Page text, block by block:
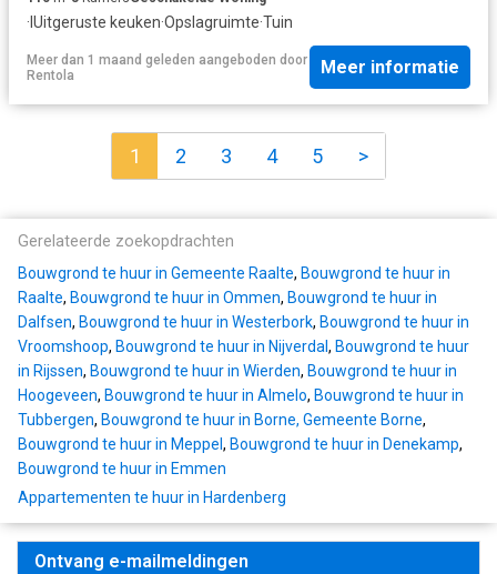
· IUitgeruste keuken·Opslagruimte·Tuin
Meer dan 1 maand geleden aangeboden door
Rentola
Meer informatie
1 2 3 4 5 >
Gerelateerde zoekopdrachten
Bouwgrond te huur in Gemeente Raalte, Bouwgrond te huur in
Raalte, Bouwgrond te huur in Ommen, Bouwgrond te huur in
Dalfsen, Bouwgrond te huur in Westerbork, Bouwgrond te huur in
Vroomshoop, Bouwgrond te huur in Nijverdal, Bouwgrond te huur
in Rijssen, Bouwgrond te huur in Wierden, Bouwgrond te huur in
Hoogeveen, Bouwgrond te huur in Almelo, Bouwgrond te huur in
Tubbergen, Bouwgrond te huur in Borne, Gemeente Borne,
Bouwgrond te huur in Meppel , Bouwgrond te huur in Denekamp,
Bouwgrond te huur in Emmen
Appartementen te huur in Hardenberg
Ontvang e-mailmeldingen